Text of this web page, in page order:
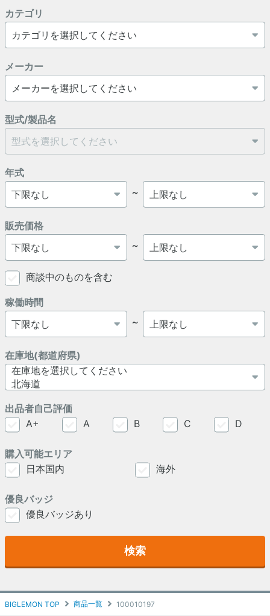
BIGLEMON TOP 商品一覧 100010197
カテゴリ
メーカー
型式/製品名
年式
～
販売価格
～
商談中のものを含む
稼働時間
～
在庫地(都道府県)
出品者自己評価
A+
A B C D
購入可能エリア
日本国内
海外
優良バッジ
優良バッジあり
検索